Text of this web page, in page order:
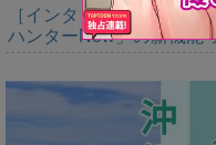
［インタビュー］距離を
ハンターNow」の新機能